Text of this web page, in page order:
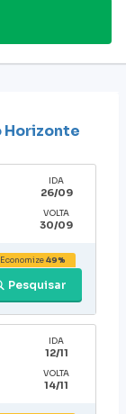
Horizonte
IDA
26/09
VOLTA
30/09
Pesquisar
Economize49%
IDA
12/11
VOLTA
14/11